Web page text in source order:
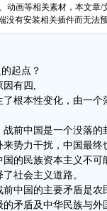
动画等相关素材，本文章
没有安装相关插件而无法
起点？
因有四,
根本性变化，由一
前中国是一个没落
势力干扰，中国最
的民族资本主义不
社会主义道路。
中国的主要矛盾是
矛盾及中华民族与